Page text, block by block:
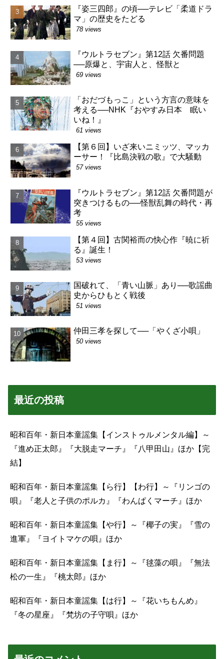
『姿三四郎』の頃──テレビ「柔道ドラ
マ」の歴史をたどる
78 views
『ウルトラセブン』第12話 欠番問題
──原爆と、宇宙人と、怪獣と
69 views
「おだづもっこ」という方言の意味を
考える──NHK『おやすみ日本 眠い
いね！』
61 views
【第６回】いざ来いニミッツ、マッカ
ーサー！『比島決戦の歌』で大騒動
57 views
『ウルトラセブン』第12話 欠番問題が
突きつけるもの──怪獣乱舞の時代・再
考
55 views
【第４回】古関裕而の快心作『暁に祈
る』誕生！
53 views
国破れて、「青い山脈」あり──歌謡曲
史からひもとく戦後
51 views
仲田三孝を探して──「やくざ小唄」
50 views
最近の投稿
昭和百年・新日本童謡集【インストゥルメンタル編】～
『進め正太郎』『大脱走マーチ』『八甲田山』ほか【完
結】
昭和百年・新日本童謡集【ら行】【わ行】～『リンゴの
唄』『老人と子供のポルカ』『わんぱくマーチ』ほか
昭和百年・新日本童謡集【や行】～『椰子の実』『雪の
進軍』『ヨイトマケの唄』ほか
昭和百年・新日本童謡集【ま行】～『毬藻の唄』『無法
松の一生』『桃太郎』ほか
昭和百年・新日本童謡集【は行】～『花いちもんめ』
『冬の星座』『梵坊の子守唄』ほか